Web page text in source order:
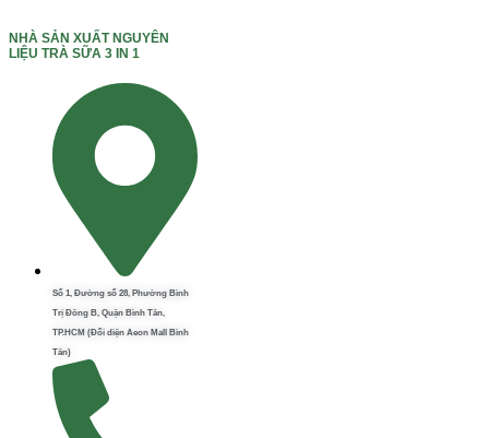
NHÀ SẢN XUẤT NGUYÊN
LIỆU TRÀ SỮA 3 IN 1
Số 1, Đường số 28, Phường Bình
Trị Đông B, Quận Bình Tân,
TP.HCM (Đối diện Aeon Mall Bình
Tân)